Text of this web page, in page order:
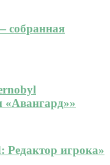
собранная
«Авангард»»
Редактор игрока»